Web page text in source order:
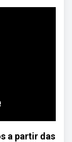
a partir das